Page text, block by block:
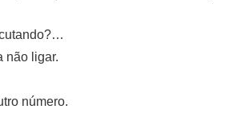
não ligar.
número.